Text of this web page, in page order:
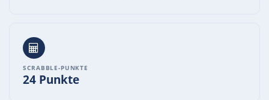
SCRABBLE-PUNKTE
24 Punkte